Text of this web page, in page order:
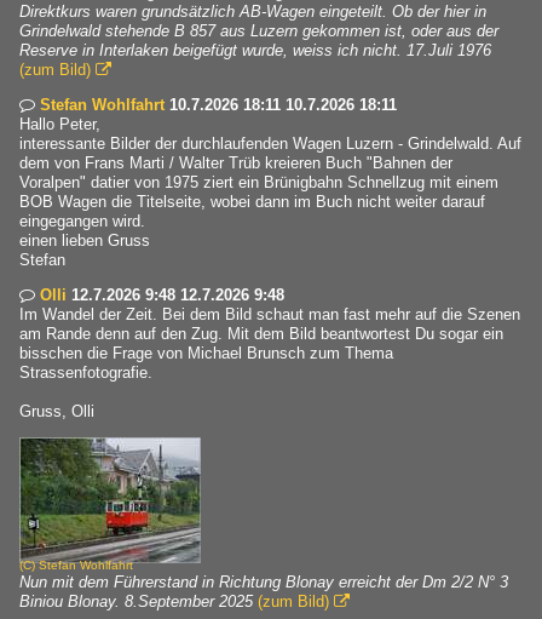
Direktkurs waren grundsätzlich AB-Wagen eingeteilt. Ob der hier in
Grindelwald stehende B 857 aus Luzern gekommen ist, oder aus der
Reserve in Interlaken beigefügt wurde, weiss ich nicht. 17.Juli 1976
(zum Bild) 
 Stefan Wohlfahrt 10.7.2026 18:11 10.7.2026 18:11
Hallo Peter,
interessante Bilder der durchlaufenden Wagen Luzern - Grindelwald. Auf
dem von Frans Marti / Walter Trüb kreieren Buch "Bahnen der
Voralpen" datier von 1975 ziert ein Brünigbahn Schnellzug mit einem
BOB Wagen die Titelseite, wobei dann im Buch nicht weiter darauf
eingegangen wird.
einen lieben Gruss
Stefan
 Olli 12.7.2026 9:48 12.7.2026 9:48
Im Wandel der Zeit. Bei dem Bild schaut man fast mehr auf die Szenen
am Rande denn auf den Zug. Mit dem Bild beantwortest Du sogar ein
bisschen die Frage von Michael Brunsch zum Thema
Strassenfotografie.
Gruss, Olli
(C)Stefan Wohlfahrt
Nun mit dem Führerstand in Richtung Blonay erreicht der Dm 2/2 N° 3
Biniou Blonay. 8.September 2025 (zum Bild) 